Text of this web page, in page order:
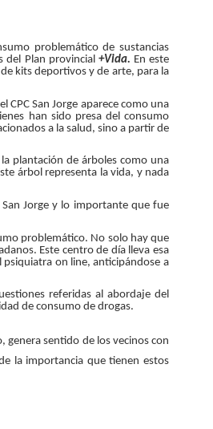
problemático de sustancias
del Plan provincial +Vida. En este
kits deportivos y de arte, para la
San Jorge aparece como una
han sido presa del consumo
a la salud, sino a partir de
plantación de árboles como una
árbol representa la vida, y nada
Jorge y lo importante que fue
problemático. No solo hay que
Este centro de día lleva esa
on line, anticipándose a
referidas al abordaje del
de consumo de drogas.
genera sentido de los vecinos con
la importancia que tienen estos